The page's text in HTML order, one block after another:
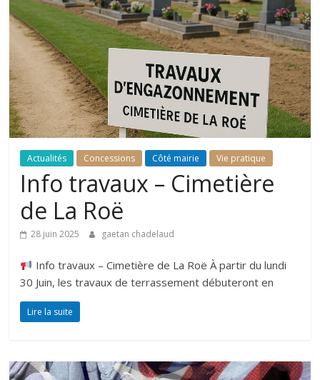
Actualités Concessions Côté mairie Vie pratique
Info travaux – Cimetière
de La Roë
28 juin 2025 gaetan chadelaud
Info travaux – Cimetière de La Roë À partir du lundi
30 Juin, les travaux de terrassement débuteront en
Lire la suite